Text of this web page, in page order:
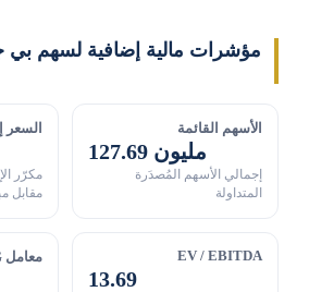
مؤشرات مالية إضافية لسهم بي
الأسهم القائمة
127.69 مليون
إجمالي الأسهم المُصدَرة
المتداولة
السعر
مقابل
EV / EBITDA
13.69
معامل PEG